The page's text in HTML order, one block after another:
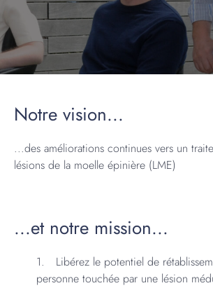
Notre vision...
...des améliorations continues vers un
lésions de la moelle épinière (LME)
...et notre mission...
Libérez le potentiel de
personne touchée par une lésion